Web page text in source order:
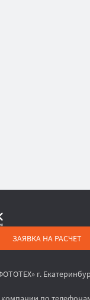
ЗАЯВКА НА РАСЧЕТ
г.